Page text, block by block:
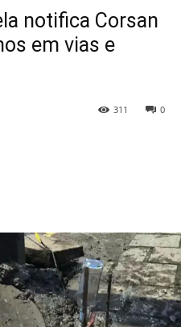
notifica Corsan
em vias e
0
311